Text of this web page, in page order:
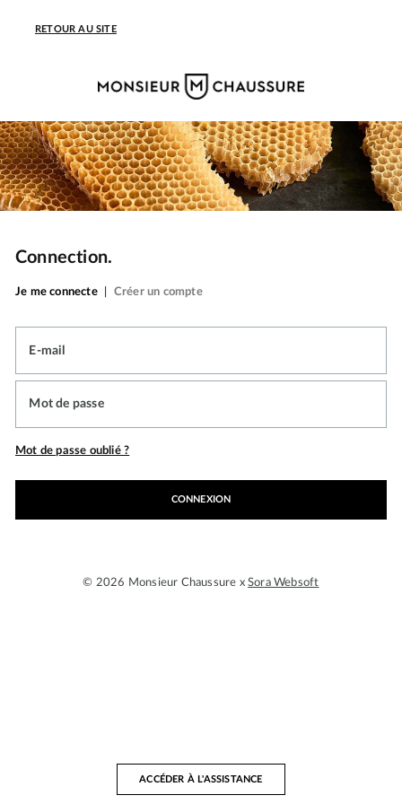
RETOUR AU SITE
Connection.
Je me connecte Créer un compte
E-mail
Mot de passe
Mot de passe oublié ?
CONNEXION
© 2026 Monsieur Chaussure xSora Websoft
ACCÉDER À L'ASSISTANCE